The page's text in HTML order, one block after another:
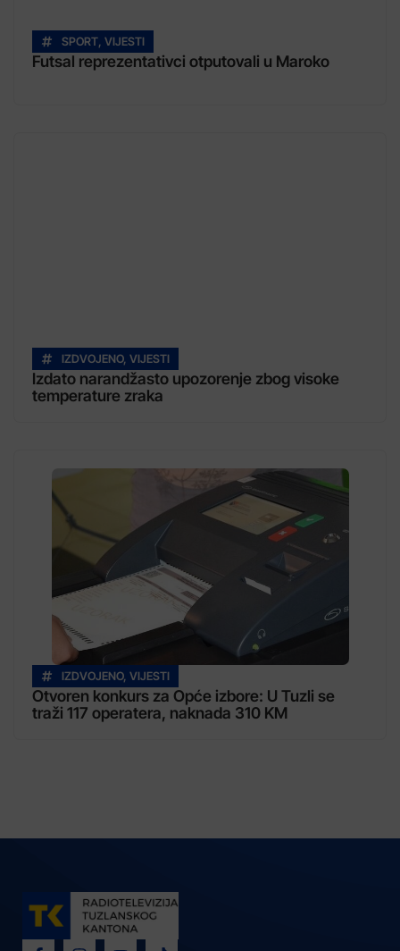
SPORT VIJESTI
Futsal reprezentativci otputovali u Maroko
IZDVOJENO, VIJESTI
Izdato narandžasto upozorenje zbog visoke
temperature zraka
IZDVOJENO, VIJESTI
Otvoren konkurs za Opće izbore: U Tuzli se
traži 117 operatera, naknada 310 KM